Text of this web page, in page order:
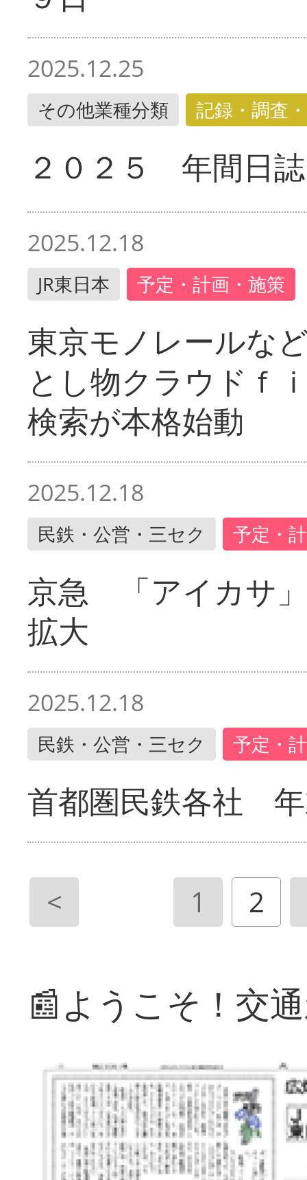
2025.12.25
その他業種分類 記録・調査
２０２５ 年間日誌
2025.12.18
JR東日本 予定・計画・施策
東京モノレールな
とし物クラウドｆ
検索が本格始動
2025.12.18
民鉄・公営・三セク 予定・
京急 「アイカサ
拡大
2025.12.18
民鉄・公営・三セク 予定・
首都圏民鉄各社
< 1 2
📰ようこそ！交